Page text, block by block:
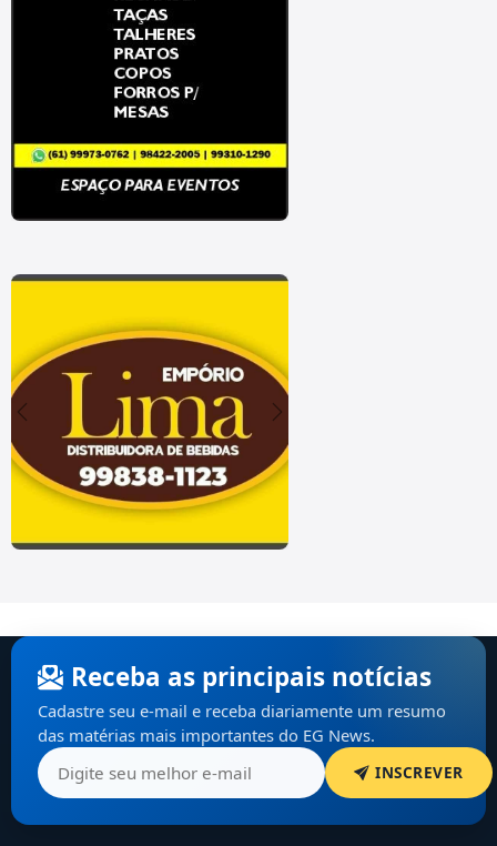
Receba as principais notícias
Cadastre seu e-mail e receba diariamente um resumo
das matérias mais importantes do EG News.
INSCREVER